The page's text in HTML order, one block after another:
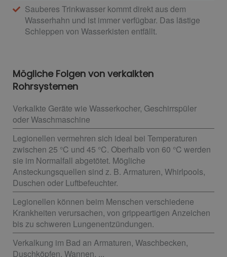
Sauberes Trinkwasser kommt direkt aus dem
Wasserhahn und ist immer verfügbar. Das lästige
Schleppen von Wasserkisten entfällt.
Mögliche Folgen von verkalkten
Rohrsystemen
Verkalkte Geräte wie Wasserkocher, Geschirrspüler
oder Waschmaschine
Legionellen vermehren sich ideal bei Temperaturen
zwischen 25 °C und 45 °C. Oberhalb von 60 °C werden
sie im Normalfall abgetötet. Mögliche
Ansteckungsquellen sind z. B. Armaturen, Whirlpools,
Duschen oder Luftbefeuchter.
Legionellen können beim Menschen verschiedene
Krankheiten verursachen, von grippeartigen Anzeichen
bis zu schweren Lungenentzündungen.
Verkalkung im Bad an Armaturen, Waschbecken,
Duschköpfen, Wannen, ...